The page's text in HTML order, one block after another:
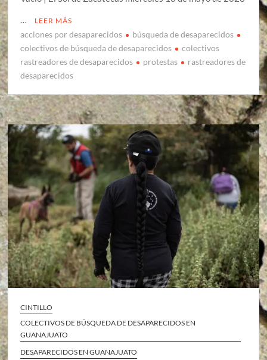
…
LEER MÁS
acciones por desaparecidos
búsqueda de desaparecidos
colectivos de búsqueda de desaparecidos
colectivos
rastreadores de desaparecidos
protestas
rastreadores de
desaparecidos
CINTILLO
COLECTIVOS DE BÚSQUEDA DE DESAPARECIDOS EN
GUANAJUATO
DESAPARECIDOS EN GUANAJUATO